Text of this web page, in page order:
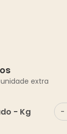
extra
- Kg -